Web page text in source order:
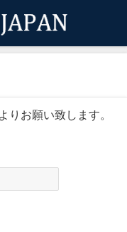
りお願い致します。